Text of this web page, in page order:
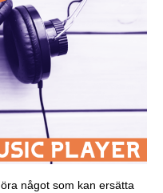
något som kan ersätta